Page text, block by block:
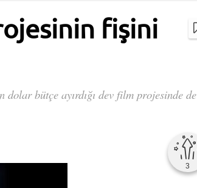
fişini
bütçe ayırdığı dev film projesinde de
3